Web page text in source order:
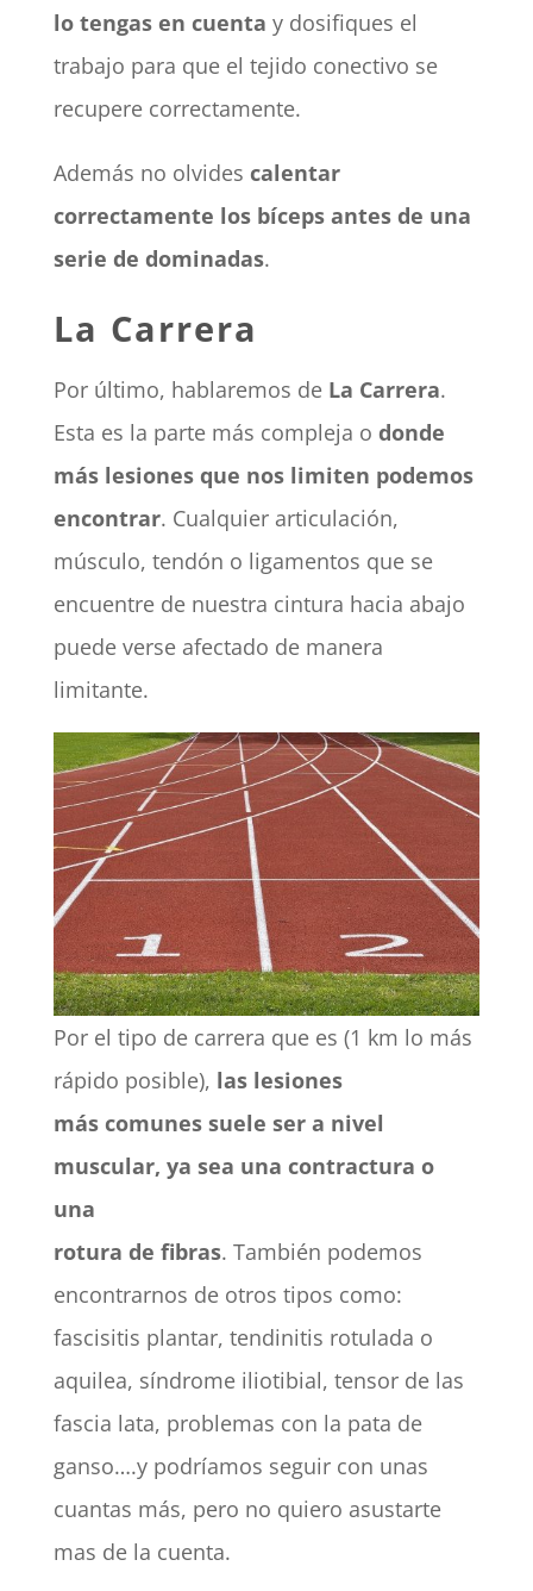
lo tengas en cuenta y dosifiques el
trabajo para que el tejido conectivo se
recupere correctamente.
Además no olvides calentar
correctamente los bíceps antes de una
serie de dominadas.
La Carrera
Por último, hablaremos de La Carrera.
Esta es la parte más compleja o donde
más lesiones que nos limiten podemos
encontrar. Cualquier articulación,
músculo, tendón o ligamentos que se
encuentre de nuestra cintura hacia abajo
puede verse afectado de manera
limitante.
Por el tipo de carrera que es (1 km lo más
rápido posible), las lesiones
más comunes suele ser a nivel
muscular, ya sea una contractura o
una
rotura de fibras. También podemos
encontrarnos de otros tipos como:
fascisitis plantar, tendinitis rotulada o
aquilea, síndrome iliotibial, tensor de las
fascia lata, problemas con la pata de
ganso….y podríamos seguir con unas
cuantas más, pero no quiero asustarte
mas de la cuenta.